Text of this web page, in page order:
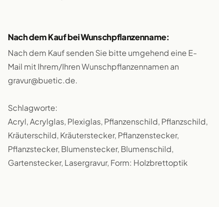
Nach dem Kauf bei Wunschpflanzenname:
Nach dem Kauf senden Sie bitte umgehend eine E-
Mail mit Ihrem/Ihren Wunschpflanzennamen an
gravur@buetic.de.
Schlagworte:
Acryl, Acrylglas, Plexiglas, Pflanzenschild, Pflanzschild,
Kräuterschild, Kräuterstecker, Pflanzenstecker,
Pflanzstecker, Blumenstecker, Blumenschild,
Gartenstecker, Lasergravur, Form: Holzbrettoptik